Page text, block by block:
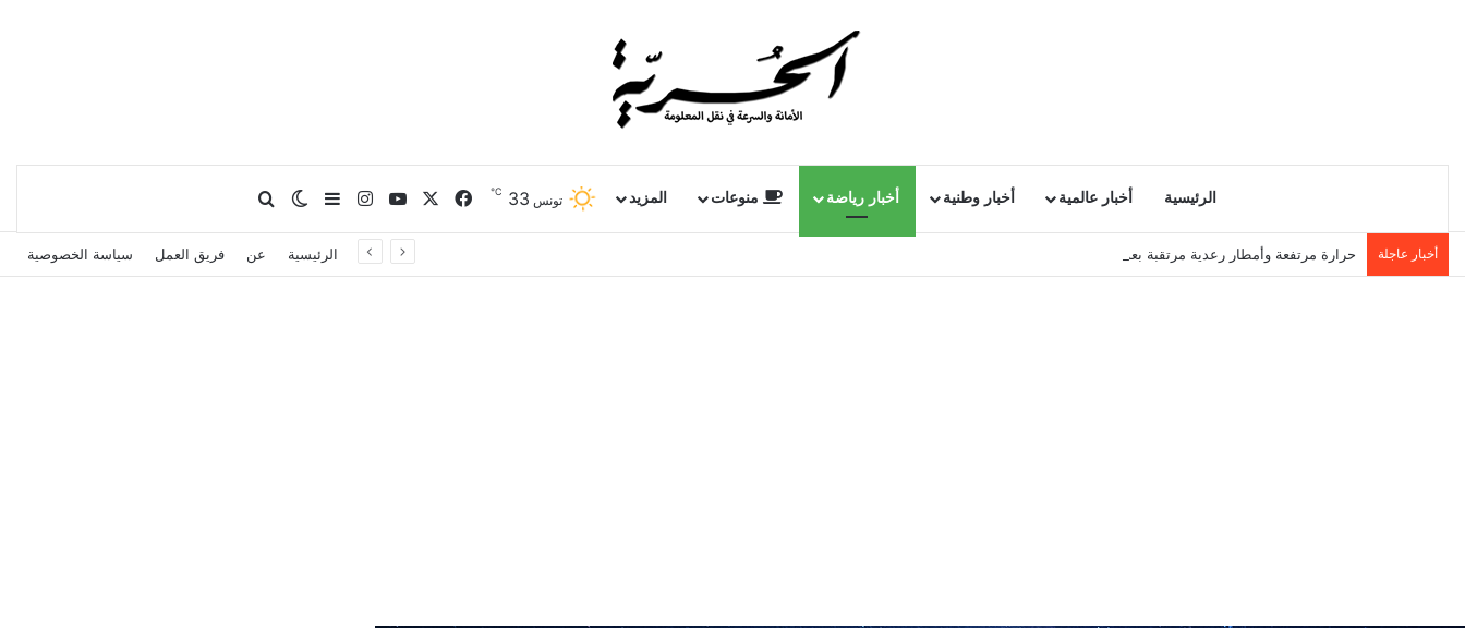
الرئيسية أخبار عالمية أخبار وطنية أخبار رياضة منوعات المزيد تونس 33
℃ فيسبوك يوتيوبانستقرامإضافة عمود جانبي
الوضع المظلم
بحث عن
أخبار عاجلة حرارة مرتفعة وأمطار رعدية مرتقبة بعد الظهر الرئيسية عن فريق العمل سياسة الخصوصية